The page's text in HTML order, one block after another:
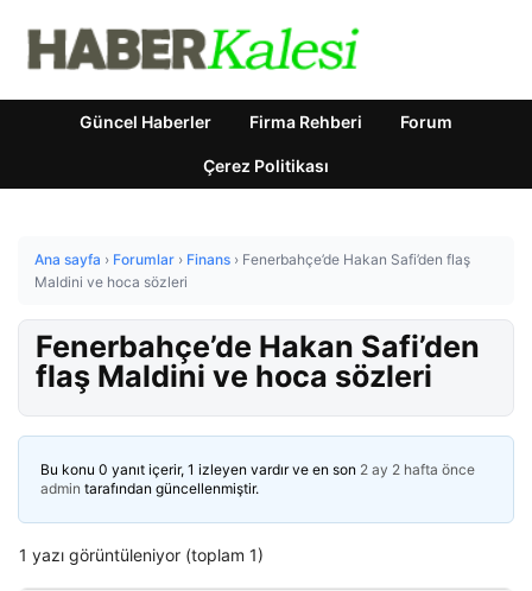
Güncel Haberler Firma Rehberi Forum
Çerez Politikası
Ana sayfa › Forumlar › Finans › Fenerbahçe’de Hakan Safi’den flaş
Maldini ve hoca sözleri
Fenerbahçe’de Hakan Safi’den
flaş Maldini ve hoca sözleri
Bu konu 0 yanıt içerir, 1 izleyen vardır ve en son 2 ay 2 hafta önce
admin tarafından güncellenmiştir.
1 yazı görüntüleniyor (toplam 1)